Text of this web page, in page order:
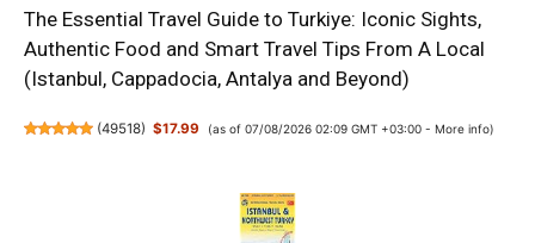
The Essential Travel Guide to Turkiye: Iconic Sights,
Authentic Food and Smart Travel Tips From A Local
(Istanbul, Cappadocia, Antalya and Beyond)
(49518) $17.99 (as of 07/08/2026 02:09 GMT +03:00 - More info)